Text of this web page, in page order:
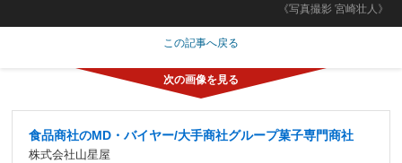
《写真撮影 宮崎壮人》
この記事へ戻る
食品商社のMD・バイヤー/大手商社グループ菓子専門商社
株式会社山星屋